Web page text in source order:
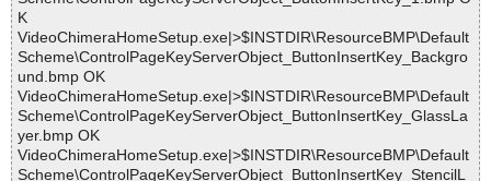
K
VideoChimeraHomeSetup.exe|>$INSTDIR\ResourceBMP\Default
Scheme\ControlPageKeyServerObject_ButtonInsertKey_Backgro
und.bmp OK
VideoChimeraHomeSetup.exe|>$INSTDIR\ResourceBMP\Default
Scheme\ControlPageKeyServerObject_ButtonInsertKey_GlassLa
yer.bmp OK
VideoChimeraHomeSetup.exe|>$INSTDIR\ResourceBMP\Default
Scheme\ControlPageKeyServerObject_ButtonInsertKey_StencilL